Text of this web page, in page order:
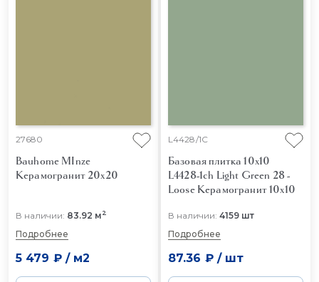
27680
Bauhome MInze
Керамогранит 20x20
В наличии: 83.92 м2
Подробнее
5 479 ₽/ м2
L4428/1C
Базовая плитка 10x10
L4428-1ch Light Green 28 -
Loose Керамогранит 10x10
В наличии: 4159 шт
Подробнее
87.36 ₽/ шт